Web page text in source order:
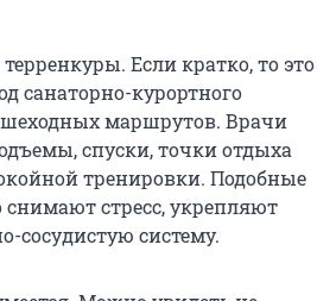
Если кратко, то это
санаторно-курортного
маршрутов. Врачи
спуски, точки отдыха
тренировки. Подобные
стресс, укрепляют
систему.